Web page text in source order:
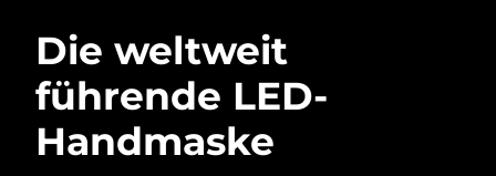
Die weltweit
führende LED-
Handmaske
Gesichtsreinigung Gesichtsstraffung
Österreich Erwartete Lieferung
Bahrain Erwartete Lieferung
Belgien Erwartete Lieferung